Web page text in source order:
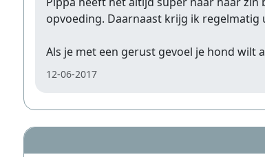
opvoeding. Daarnaast krijg ik regelmatig
Als je met een gerust gevoel je hond wilt
12-06-2017